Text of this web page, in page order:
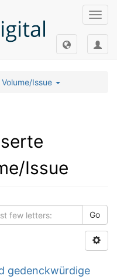
Issue
Issue
Go
gedenckwürdige